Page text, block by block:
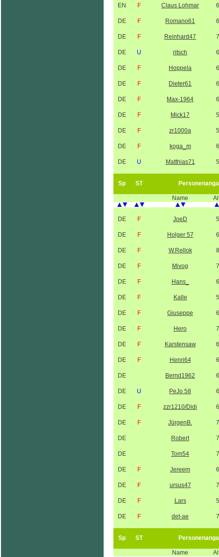
EN F Claus Lohmar
DE F Romano61
DE F Reinhard47
DE U ritsch
DE F Hoppela
DE F Dieter61
DE F Max-1964
DE F Mick17
DE F zr1000a
DE F koga_m
DE U Matthias71
Sp ST
Name
DE F JoeD
DE F Holger 57
DE F W.Rellok
DE F Mivog
DE F Hans_
DE F Kalle
DE F Giuseppe
DE F Hero
DE F Karstensaw
DE F Henri64
DE Bernd1962
DE U PeJo 58
DE F zzr1210/Didi
DE F JürgenB.
DE Robert
DE Tom54
DE F Jereem
DE F ursus47
DE F Lars
DE F det-ae
Sp ST
Name